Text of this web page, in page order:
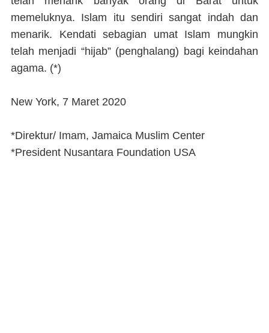
memeluknya. Islam itu sendiri sangat indah dan
menarik. Kendati sebagian umat Islam mungkin
telah menjadi “hijab” (penghalang) bagi keindahan
agama. (*)
New York, 7 Maret 2020
*Direktur/ Imam, Jamaica Muslim Center
*President Nusantara Foundation USA